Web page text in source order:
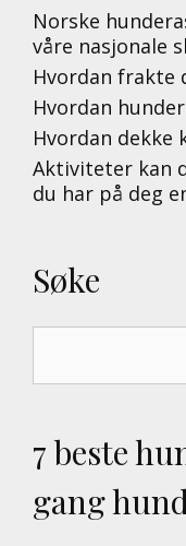
Norske
våre nasjonale
Hvordan frakte
Hvordan
Hvordan dekke
Aktiviteter kan
du har på deg
Søke
7 beste
gang